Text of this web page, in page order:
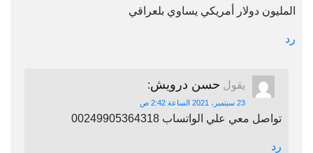
المليون دولار أمريكي يساوي بلعراقي
رد
يقول حسن درويش:
23 سبتمبر، 2021 الساعة 2:42 ص
تواصل معي علي الواتساب 00249905364318
رد